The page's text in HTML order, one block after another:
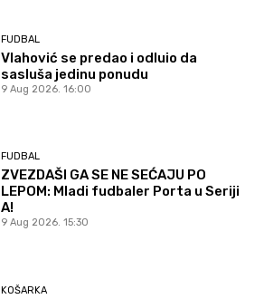
FUDBAL
Vlahović se predao i odluio da
sasluša jedinu ponudu
9 Aug 2026. 16:00
FUDBAL
ZVEZDAŠI GA SE NE SEĆAJU PO
LEPOM: Mladi fudbaler Porta u Seriji
A!
9 Aug 2026. 15:30
KOŠARKA